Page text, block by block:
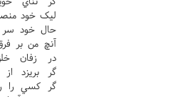
ليک خود
حال خود سر
آنچ من بر
در زفان
گر بريزد
گر کسي را